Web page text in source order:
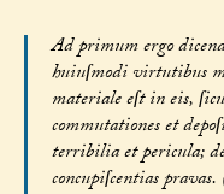
Ad primum ergo
huiuſmodi virtutibus
materiale eſt in eis,
commutationes et
terribilia et pericula;
concupiſcentias